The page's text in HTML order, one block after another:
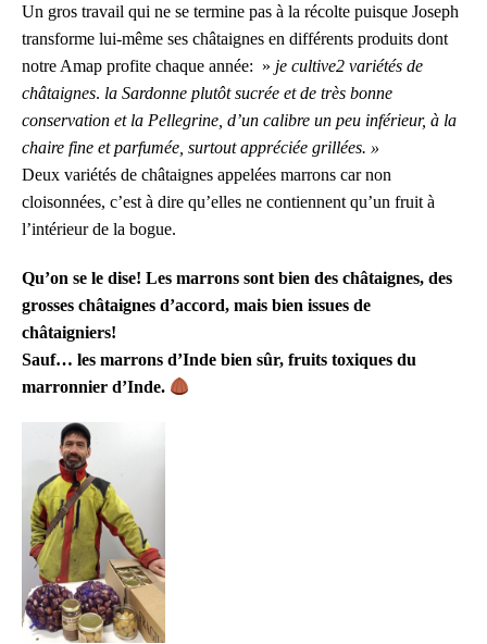
Un gros travail qui ne se termine pas à la récolte puisque Joseph
transforme lui-même ses châtaignes en différents produits dont
notre Amap profite chaque année: » je cultive2 variétés de
châtaignes. la Sardonne plutôtsucrée et de très bonne
conservation et la Pellegrine, d’un calibre un peu inférieur, à la
chaire fine et parfumée, surtoutappréciée grillées. »
Deux variétés de châtaignes appelées marrons car non
cloisonnées, c’est à dire qu’elles ne contiennent qu’un fruit à
l’intérieur de la bogue.
Qu’on se le dise! Les marrons sont bien des châtaignes, des
grosses châtaignes d’accord, mais bien issues de
châtaigniers!
Sauf… les marrons d’Inde bien sûr, fruits toxiques du
marronnier d’Inde.